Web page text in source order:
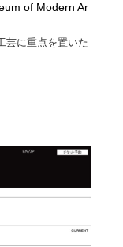
of Modern Ar
芸に重点を置いた